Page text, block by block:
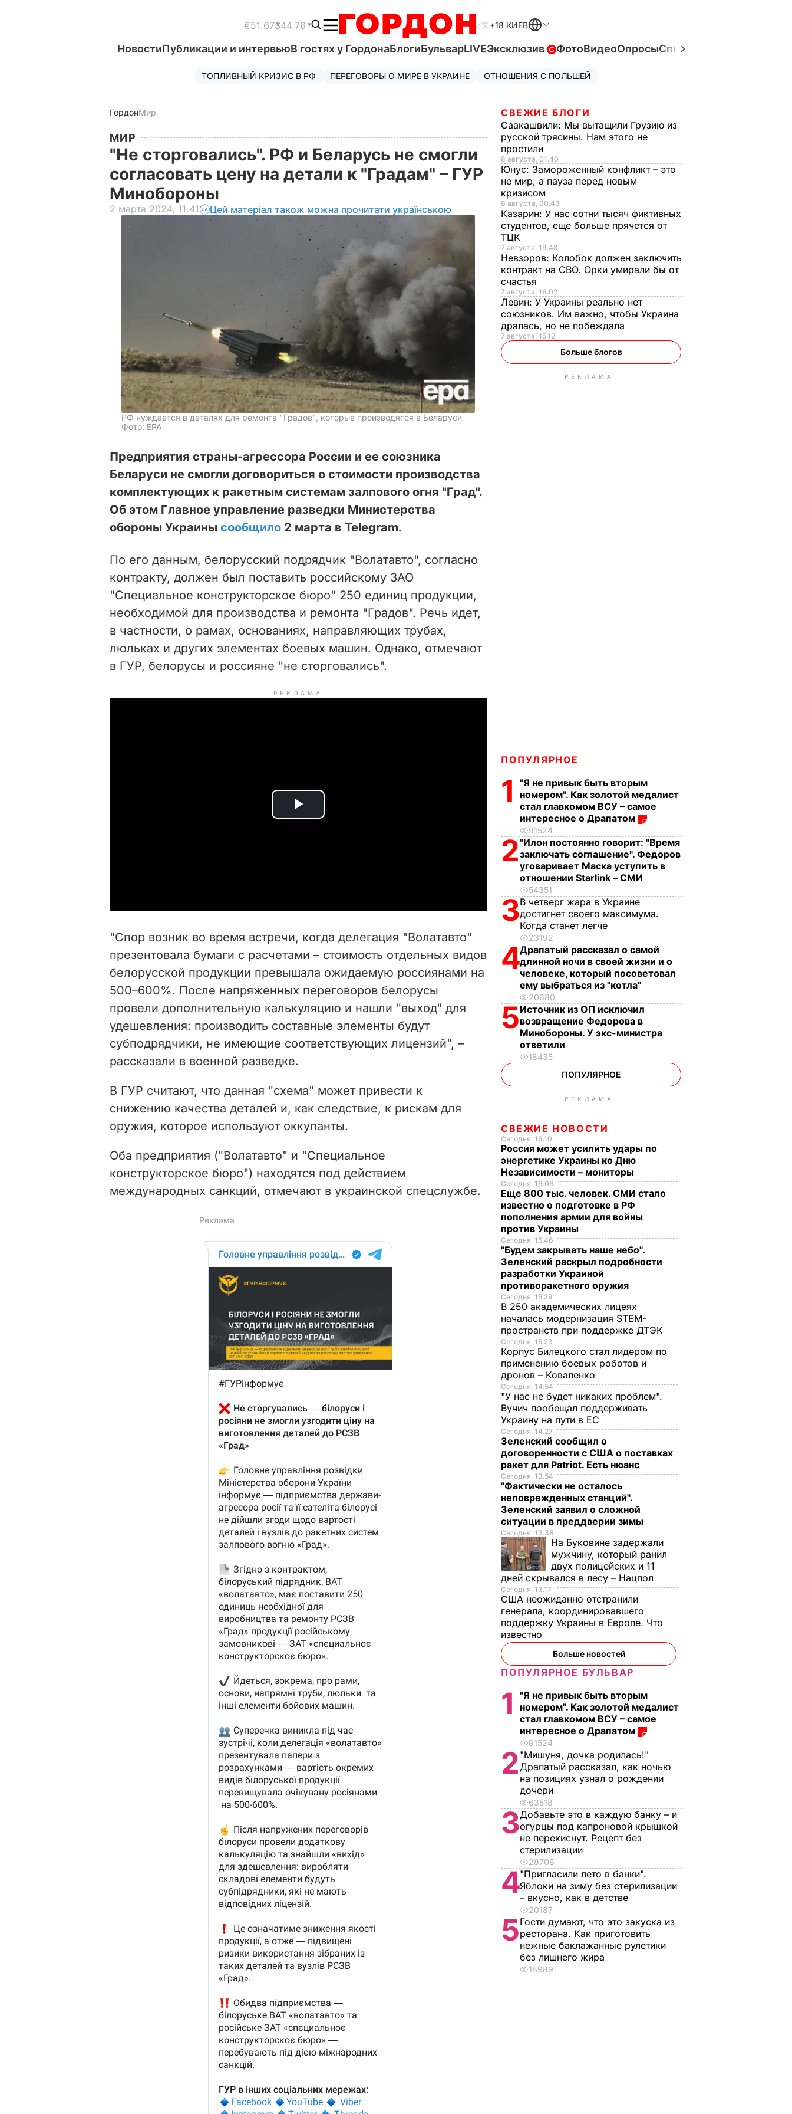
€51.67$44.76 +18 КИЕВ
НовостиПубликации и интервьюВ гостях у ГордонаБлогиБульварLIVEЭксклюзив ФотоВидеоОпросыСпецпроекты
ТОПЛИВНЫЙ КРИЗИС В РФ ПЕРЕГОВОРЫ О МИРЕ В УКРАИНЕ ОТНОШЕНИЯ С ПОЛЬШЕЙ
ГордонМир
МИР
"Не сторговались". РФ и Беларусь не смогли
согласовать цену на детали к "Градам" – ГУР
Минобороны
2 марта 2024, 11.41 Цей матеріал також можна прочитати українською
РФ нуждается в деталях для ремонта "Градов", которые производятся в Беларуси
Фото: ЕРА
Предприятия страны-агрессора России и ее союзника
Беларуси не смогли договориться о стоимости производства
комплектующих к ракетным системам залпового огня "Град".
Об этом Главное управление разведки Министерства
обороны Украины сообщило 2 марта в Telegram.
По его данным, белорусский подрядчик "Волатавто", согласно
контракту, должен был поставить российскому ЗАО
"Специальное конструкторское бюро" 250 единиц продукции,
необходимой для производства и ремонта "Градов". Речь идет,
в частности, о рамах, основаниях, направляющих трубах,
люльках и других элементах боевых машин. Однако, отмечают
в ГУР, белорусы и россияне "не сторговались".
РЕКЛАМА
P
i
d
e
o
"Спор возник во время встречи, когда делегация "Волатавто"
презентовала бумаги с расчетами – стоимость отдельных видов
белорусской продукции превышала ожидаемую россиянами на
500–600%. После напряженных переговоров белорусы
провели дополнительную калькуляцию и нашли "выход" для
удешевления: производить составные элементы будут
субподрядчики, не имеющие соответствующих лицензий", –
рассказали в военной разведке.
В ГУР считают, что данная "схема" может привести к
снижению качества деталей и, как следствие, к рискам для
оружия, которое используют оккупанты.
Оба предприятия ("Волатавто" и "Специальное
конструкторское бюро") находятся под действием
международных санкций, отмечают в украинской спецслужбе.
СВЕЖИЕ БЛОГИ
Саакашвили: Мы вытащили Грузию из
русской трясины. Нам этого не
простили
8 августа, 01.40
Юнус: Замороженный конфликт – это
не мир, а пауза перед новым
кризисом
8 августа, 00.43
Казарин: У нас сотни тысяч фиктивных
студентов, еще больше прячется от
ТЦК
7 августа, 19.48
Невзоров: Колобок должен заключить
контракт на СВО. Орки умирали бы от
счастья
7 августа, 16.02
Левин: У Украины реально нет
союзников. Им важно, чтобы Украина
дралась, но не побеждала
7 августа, 15.12
Больше блогов
РЕКЛАМА
ПОПУЛЯРНОЕ
1
"Я не привык быть вторым
номером". Как золотой медалист
стал главкомом ВСУ – самое
интересное о Драпатом
91524
2"Илон постоянно говорит: "Время
заключать соглашение". Федоров
уговаривает Маска уступить в
отношении Starlink – СМИ
54351
3В четверг жара в Украине
достигнет своего максимума.
Когда станет легче
23192
4Драпатый рассказал о самой
длинной ночи в своей жизни и о
человеке, который посоветовал
ему выбраться из "котла"
20680
5Источник из ОП исключил
возвращение Федорова в
Минобороны. У экс-министра
ответили
18435
ПОПУЛЯРНОЕ
РЕКЛАМА
СВЕЖИЕ НОВОСТИ
Сегодня, 16.10
Россия может усилить удары по
энергетике Украины ко Дню
Независимости – мониторы
Сегодня, 16.06
Еще 800 тыс. человек. СМИ стало
известно о подготовке в РФ
пополнения армии для войны
против Украины
Сегодня, 15.46
"Будем закрывать наше небо".
Зеленский раскрыл подробности
разработки Украиной
противоракетного оружия
Сегодня, 15.29
В 250 академических лицеях
началась модернизация STEM-
пространств при поддержке ДТЭК​
Сегодня, 15.23
Корпус Билецкого стал лидером по
применению боевых роботов и
дронов – Коваленко
Сегодня, 14.54
"У нас не будет никаких проблем".
Вучич пообещал поддерживать
Украину на пути в ЕС
Сегодня, 14.27
Зеленский сообщил о
договоренности с США о поставках
ракет для Patriot. Есть нюанс
Сегодня, 13.54
"Фактически не осталось
неповрежденных станций".
Зеленский заявил о сложной
ситуации в преддверии зимы
Сегодня, 13.38
На Буковине задержали
мужчину, который ранил
двух полицейских и 11
дней скрывался в лесу – Нацпол
Сегодня, 13.17
США неожиданно отстранили
генерала, координировавшего
поддержку Украины в Европе. Что
известно
Больше новостей
ПОПУЛЯРНОЕ БУЛЬВАР
1
"Я не привык быть вторым
номером". Как золотой медалист
стал главкомом ВСУ – самое
интересное о Драпатом
91524
2 "Мишуня, дочка родилась!"
Драпатый рассказал, как ночью
на позициях узнал о рождении
дочери
63518
3Добавьте это в каждую банку – и
огурцы под капроновой крышкой
не перекиснут. Рецепт без
стерилизации
28708
4"Пригласили лето в банки".
Яблоки на зиму без стерилизации
– вкусно, как в детстве
20187
5Гости думают, что это закуска из
ресторана. Как приготовить
нежные баклажанные рулетики
без лишнего жира
18989